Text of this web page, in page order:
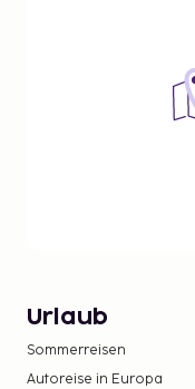
Urlaub
Sommerreisen
Autoreise in Europa